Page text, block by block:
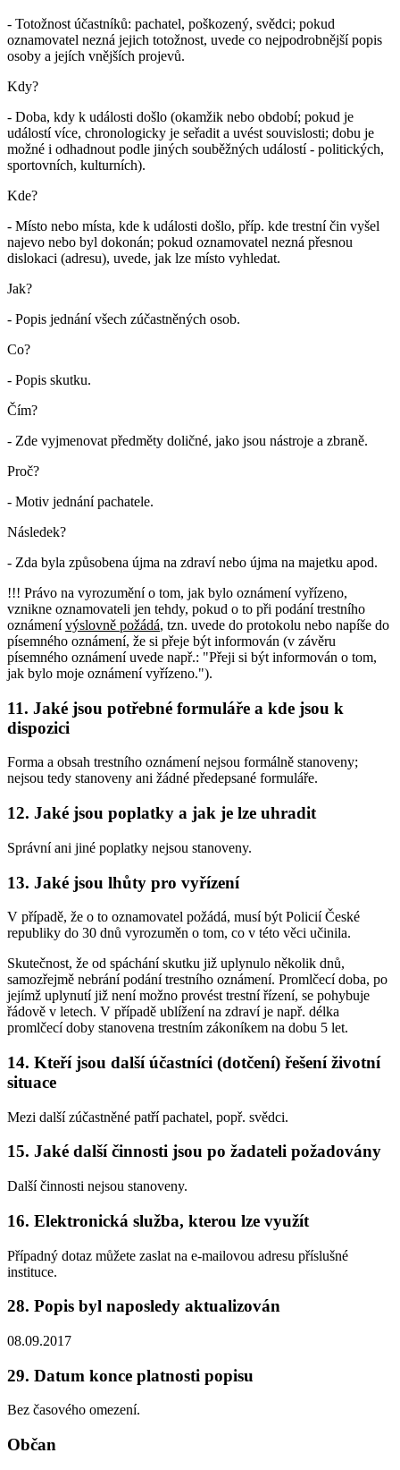
- Totožnost účastníků: pachatel, poškozený, svědci; pokud
oznamovatel nezná jejich totožnost, uvede co nejpodrobnější popis
osoby a jejích vnějších projevů.
Kdy?
- Doba, kdy k události došlo (okamžik nebo období; pokud je
událostí více, chronologicky je seřadit a uvést souvislosti; dobu je
možné i odhadnout podle jiných souběžných událostí - politických,
sportovních, kulturních).
Kde?
- Místo nebo místa, kde k události došlo, příp. kde trestní čin vyšel
najevo nebo byl dokonán; pokud oznamovatel nezná přesnou
dislokaci (adresu), uvede, jak lze místo vyhledat.
Jak?
- Popis jednání všech zúčastněných osob.
Co?
- Popis skutku.
Čím?
- Zde vyjmenovat předměty doličné, jako jsou nástroje a zbraně.
Proč?
- Motiv jednání pachatele.
Následek?
- Zda byla způsobena újma na zdraví nebo újma na majetku apod.
!!! Právo na vyrozumění o tom, jak bylo oznámení vyřízeno,
vznikne oznamovateli jen tehdy, pokud o to při podání trestního
oznámenívýslovně požádá, tzn. uvede do protokolu nebo napíše do
písemného oznámení, že si přeje být informován (v závěru
písemného oznámení uvede např.: "Přeji si být informován o tom,
jak bylo moje oznámení vyřízeno.").
11. Jaké jsou potřebné formuláře a kde jsou k
dispozici
Forma a obsah trestního oznámení nejsou formálně stanoveny;
nejsou tedy stanoveny ani žádné předepsané formuláře.
12. Jaké jsou poplatky a jak je lze uhradit
Správní ani jiné poplatky nejsou stanoveny.
13. Jaké jsou lhůty pro vyřízení
V případě, že o to oznamovatel požádá, musí být Policií České
republiky do 30 dnů vyrozuměn o tom, co v této věci učinila.
Skutečnost, že od spáchání skutku již uplynulo několik dnů,
samozřejmě nebrání podání trestního oznámení. Promlčecí doba, po
jejímž uplynutí již není možno provést trestní řízení, se pohybuje
řádově v letech. V případě ublížení na zdraví je např. délka
promlčecí doby stanovena trestním zákoníkem na dobu 5 let.
14. Kteří jsou další účastníci (dotčení) řešení životní
situace
Mezi další zúčastněné patří pachatel, popř. svědci.
15. Jaké další činnosti jsou po žadateli požadovány
Další činnosti nejsou stanoveny.
16. Elektronická služba, kterou lze využít
Případný dotaz můžete zaslat na e-mailovou adresu příslušné
instituce.
28. Popis byl naposledy aktualizován
08.09.2017
29. Datum konce platnosti popisu
Bez časového omezení.
Občan